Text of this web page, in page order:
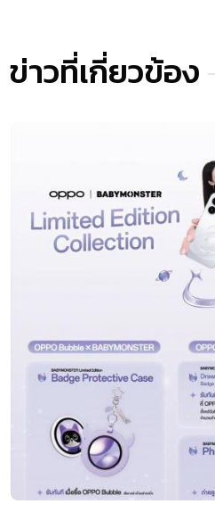
ข่าวที่เกี่ยวข้อง